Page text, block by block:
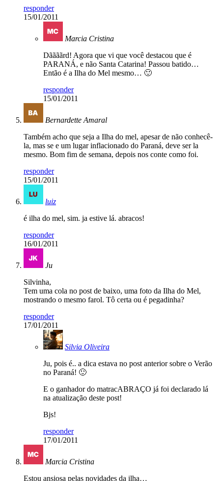
responder
15/01/2011
Marcia Cristina
Dããããrd! Agora que vi que você destacou que é
PARANÁ, e não Santa Catarina! Passou batido…
Então é a Ilha do Mel mesmo… 🙂
responder
15/01/2011
Bernardette Amaral
Também acho que seja a Ilha do mel, apesar de não conhecê-
la, mas se e um lugar inflacionado do Paraná, deve ser la
mesmo. Bom fim de semana, depois nos conte como foi.
responder
15/01/2011
luiz
é ilha do mel, sim. ja estive lá. abracos!
responder
16/01/2011
Ju
Silvinha,
Tem uma cola no post de baixo, uma foto da Ilha do Mel,
mostrando o mesmo farol. Tô certa ou é pegadinha?
responder
17/01/2011
Silvia Oliveira
Ju, pois é.. a dica estava no post anterior sobre o Verão
no Paraná! 🙂
E o ganhador do matracABRAÇO já foi declarado lá
na atualização deste post!
Bjs!
responder
17/01/2011
Marcia Cristina
Estou ansiosa pelas novidades da ilha…